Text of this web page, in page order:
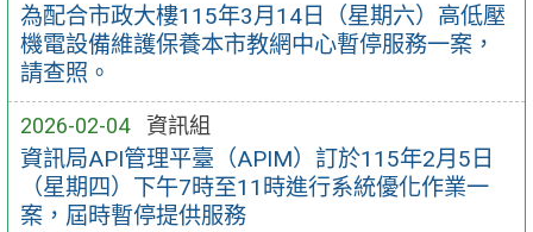
為配合市政大樓115年3月14日（星期六）高低壓
機電設備維護保養本市教網中心暫停服務一案，
請查照。
2026-02-04 資訊組
資訊局API管理平臺（APIM）訂於115年2月5日
（星期四）下午7時至11時進行系統優化作業一
案，屆時暫停提供服務